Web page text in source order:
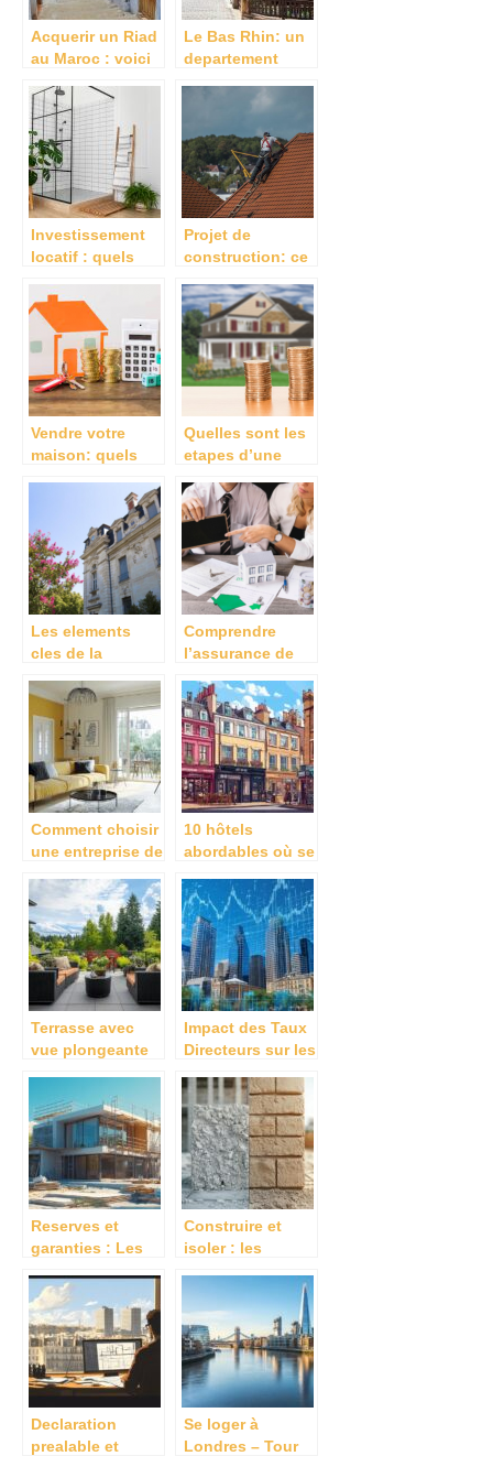
Acquerir un Riad
au Maroc : voici
conseils utiles
Le Bas Rhin: un
departement
charme et atouts
vivre et
s’installer.
Investissement
locatif : quels
avantages d’un
projet clé en
main ?
Projet de
construction: ce
Vendre votre
maison: quels
diagnostics que
vous devez faire
en amont?
Quelles sont les
etapes d’une
immobiliere ?
Les elements
cles de la
a paris
Comprendre
l’assurance de
son
fonctionnement
Comment choisir
une entreprise de
Angers pour vos
projets de
rénovation ?
10 hôtels
abordables où se
quartier Soho à
Londres en 2024
Terrasse avec
vue plongeante
réglementation et
solutions pour
respecter la vie
privée
Impact des Taux
Directeurs sur les
Immobiliers :
Guide pour
Investisseurs
Avises
Reserves et
garanties : Les
des contrats de
construction
d’une maison cle
en main
Construire et
isoler : les
beton cellulaire
compares a la
brique
Declaration
prealable et
Se loger à
Londres – Tour